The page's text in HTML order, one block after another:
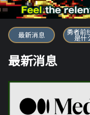
勇者前线英
最新消息 勇者前
是什
最新消息